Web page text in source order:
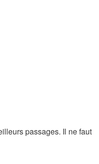
passages. Il ne faut